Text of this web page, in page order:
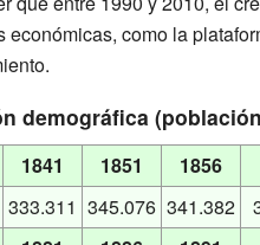
económicas, como la
demográfica
1841 1851 1856
333.311 345.076 341.382